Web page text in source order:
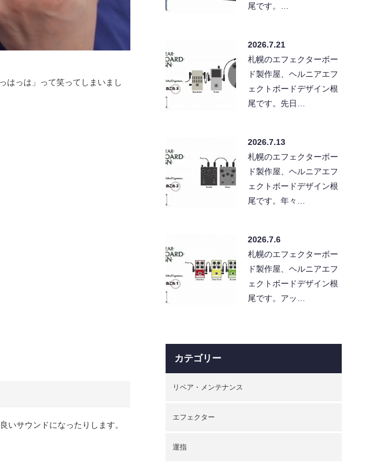
はっは」って笑ってしまいまし
いサウンドになったりします。
尾です。…
2026.7.21
札幌のエフェクターボー
ド製作屋、ヘルニアエフ
ェクトボードデザイン根
尾です。先日…
2026.7.13
札幌のエフェクターボー
ド製作屋、ヘルニアエフ
ェクトボードデザイン根
尾です。年々…
2026.7.6
札幌のエフェクターボー
ド製作屋、ヘルニアエフ
ェクトボードデザイン根
尾です。アッ…
カテゴリー
リペア・メンテナンス
エフェクター
運指